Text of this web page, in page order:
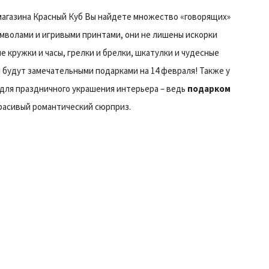
Красный Куб Вы найдете множество «говорящих»
и игривыми принтами, они не лишены искорки
и часы, грелки и брелки, шкатулки и чудесные
замечательными подарками на 14 февраля! Также у
праздничного украшения интерьера – ведь подарком
романтический сюрприз.